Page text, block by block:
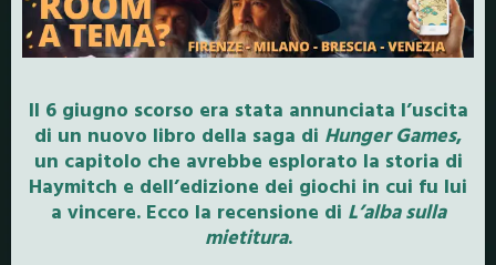
Il 6 giugno scorso era stata annunciata l’uscita
di un nuovo libro della saga di Hunger Games,
un capitolo che avrebbe esplorato la storia di
Haymitch e dell’edizione dei giochi in cui fu lui
a vincere. Ecco la recensione di L’alba sulla
mietitura.